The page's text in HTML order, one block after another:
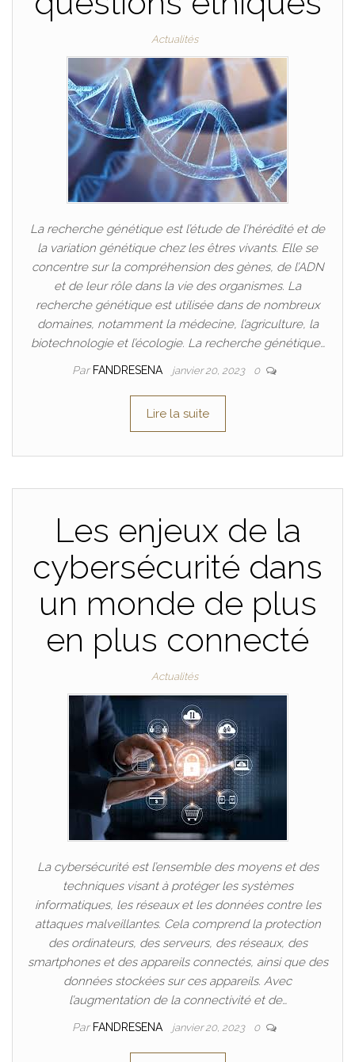
Actualités
La recherche génétique est l’étude de l’hérédité et de
la variation génétique chez les êtres vivants. Elle se
concentre sur la compréhension des gènes, de l’ADN
et de leur rôle dans la vie des organismes. La
recherche génétique est utilisée dans de nombreux
domaines, notamment la médecine, l’agriculture, la
biotechnologie et l’écologie. La recherche génétique…
Par FANDRESENA janvier 20, 2023 0
Lire la suite
Les enjeux de la
cybersécurité dans
un monde de plus
en plus connecté
Actualités
La cybersécurité est l’ensemble des moyens et des
techniques visant à protéger les systèmes
informatiques, les réseaux et les données contre les
attaques malveillantes. Cela comprend la protection
des ordinateurs, des serveurs, des réseaux, des
smartphones et des appareils connectés, ainsi que des
données stockées sur ces appareils. Avec
l’augmentation de la connectivité et de…
Par FANDRESENA janvier 20, 2023 0